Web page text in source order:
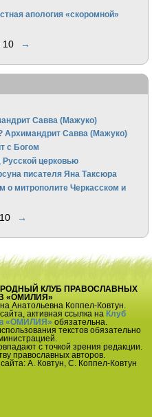
апология «скоромной»
10 →
Савва (Мажуко)
Архимандрит Савва (Мажуко)
с Богом
церковью
писателя Яна Таксюра
митрополите Черкасском и
→
КЛУБ ПРАВОСЛАВНЫХ
«ОМИЛИЯ»
Анатольевна Коппел-Ковтун.
активная ссылка на Клуб
«ОМИЛИЯ» обязательна.
текстов обязательно
с точкой зрения редакции.
православных авторов.
А. Ковтун, С. Коппел-Ковтун